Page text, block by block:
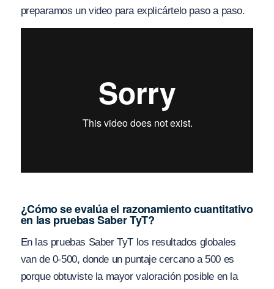
preparamos un video para explicártelo paso a paso.
¿Cómo se evalúa el razonamiento cuantitativo
en las pruebas Saber TyT?
En las pruebas Saber TyT los resultados globales
van de 0-500, donde un puntaje cercano a 500 es
porque obtuviste la mayor valoración posible en la